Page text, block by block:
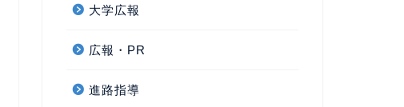
大学広報
広報・PR
進路指導